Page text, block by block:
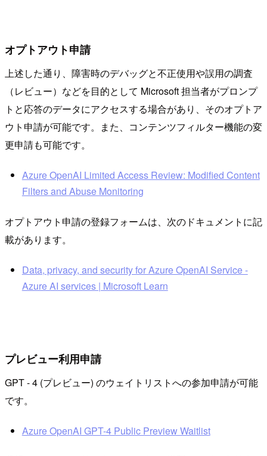
オプトアウト申請
上述した通り、障害時のデバッグと不正使用や誤用の調査
（レビュー）などを目的として Microsoft 担当者がプロンプ
トと応答のデータにアクセスする場合があり、そのオプトア
ウト申請が可能です。また、コンテンツフィルター機能の変
更申請も可能です。
Azure OpenAI Limited Access Review: Modified Content
Filters and Abuse Monitoring
オプトアウト申請の登録フォームは、次のドキュメントに記
載があります。
Data, privacy, and security for Azure OpenAI Service -
Azure AI services | Microsoft Learn
プレビュー利用申請
GPT - 4 (プレビュー) のウェイトリストへの参加申請が可能
です。
Azure OpenAI GPT-4 Public Preview Waitlist